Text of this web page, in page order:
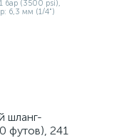
шланг-
футов), 241